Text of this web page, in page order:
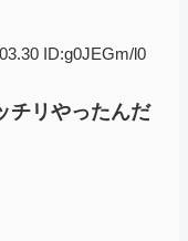
ID:g0JEGm/l0
チリやったんだ